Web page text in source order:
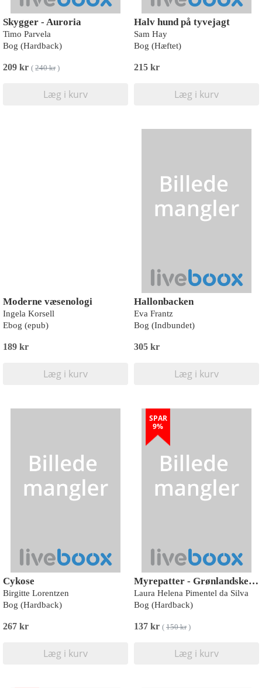
Skygger - Auroria
Timo Parvela
Bog (Hardback)
209 kr ( 240 kr)
Læg i kurv
Halv hund på tyvejagt
Sam Hay
Bog (Hæftet)
215 kr
Læg i kurv
Moderne væsenologi
Ingela Korsell
Ebog (epub)
189 kr
Læg i kurv
Hallonbacken
Eva Frantz
Bog (Indbundet)
305 kr
Læg i kurv
Cykose
Birgitte Lorentzen
Bog (Hardback)
267 kr
Læg i kurv
SPAR
9%
Myrepatter - Grønlandske genfærd
Laura Helena Pimentel da Silva
Bog (Hardback)
137 kr ( 150 kr)
Læg i kurv